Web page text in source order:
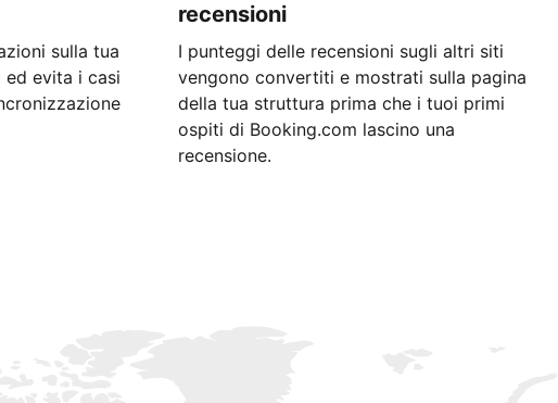
sulla tua
evita i casi
recensioni
I punteggi delle recensioni sugli altri siti
vengono convertiti e mostrati sulla pagina
della tua struttura prima che i tuoi primi
ospiti di Booking.com lascino una
recensione.